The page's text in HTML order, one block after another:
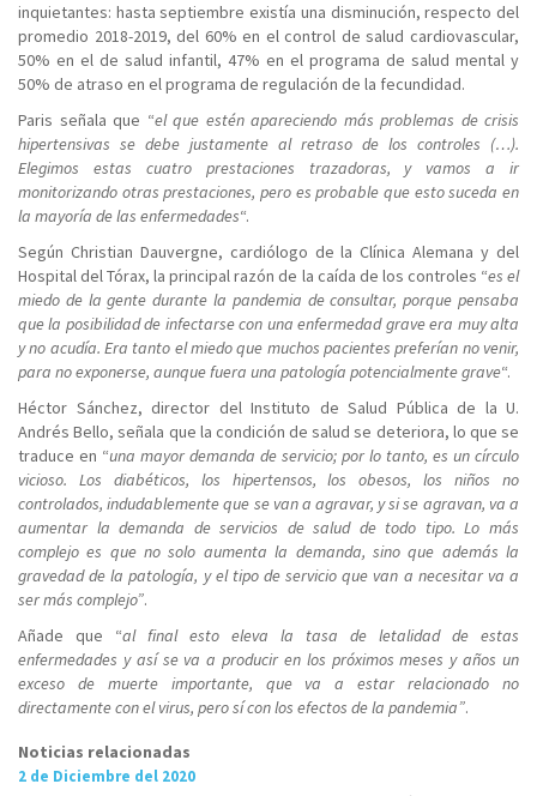
inquietantes: hasta septiembre existía una disminución, respecto del
promedio 2018-2019, del 60% en el control de salud cardiovascular,
50% en el de salud infantil, 47% en el programa de salud mental y
50% de atraso en el programa de regulación de la fecundidad.
Paris señala que “el que estén apareciendo más problemas de crisis
hipertensivas se debe justamente al retraso de los controles (…).
Elegimos estas cuatro prestaciones trazadoras, y vamos a ir
monitorizando otras prestaciones, pero es probable que esto suceda en
la mayoría de las enfermedades“.
Según Christian Dauvergne, cardiólogo de la Clínica Alemana y del
Hospital del Tórax, la principal razón de la caída de los controles “es el
miedo de la gente durante la pandemia de consultar, porque pensaba
que la posibilidad de infectarse con una enfermedad grave era muy alta
y no acudía. Era tanto el miedo que muchos pacientes preferían no venir,
para no exponerse, aunque fuera una patología potencialmente grave“.
Héctor Sánchez, director del Instituto de Salud Pública de la U.
Andrés Bello, señala que la condición de salud se deteriora, lo que se
traduce en “una mayor demanda de servicio; por lo tanto, es un círculo
vicioso. Los diabéticos, los hipertensos, los obesos, los niños no
controlados, indudablemente que se van a agravar, y si se agravan, va a
aumentar la demanda de servicios de salud de todo tipo. Lo más
complejo es que no solo aumenta la demanda, sino que además la
gravedad de la patología, y el tipo de servicio que van a necesitar va a
ser más complejo”.
Añade que “al final esto eleva la tasa de letalidad de estas
enfermedades y así se va a producir en los próximos meses y años un
exceso de muerte importante, que va a estar relacionado no
directamente con el virus, pero sí con los efectos de la pandemia”.
Noticias relacionadas
2 de Diciembre del 2020